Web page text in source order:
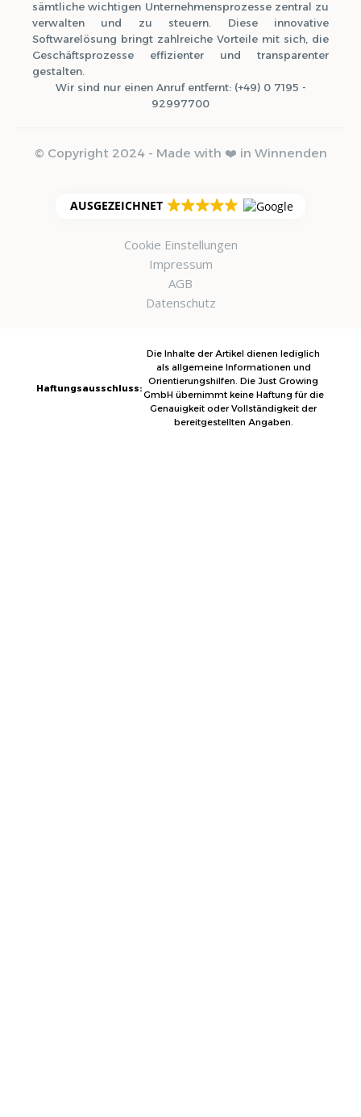
sämtliche wichtigen Unternehmensprozesse zentral zu
verwalten und zu steuern. Diese innovative
Softwarelösung bringt zahlreiche Vorteile mit sich, die
Geschäftsprozesse effizienter und transparenter
gestalten.
Wir sind nur einen Anruf entfernt: (+49) 0 7195 -
92997700
© Copyright 2024 - Made with ❤️ in Winnenden
AUSGEZEICHNET
Cookie Einstellungen
Impressum
AGB
Datenschutz
Haftungsausschluss:
Die Inhalte der Artikel dienen lediglich
als allgemeine Informationen und
Orientierungshilfen. Die Just Growing
GmbH übernimmt keine Haftung für die
Genauigkeit oder Vollständigkeit der
bereitgestellten Angaben.